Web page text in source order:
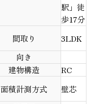
駅」徒
歩17分
間取り
3LDK
向き
建物構造
RC
面積計測方式
壁芯